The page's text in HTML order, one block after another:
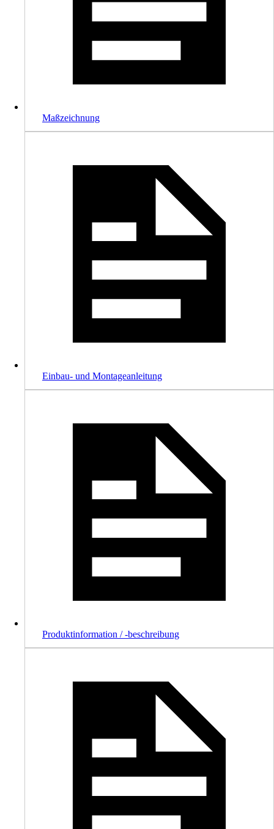
Maßzeichnung
Einbau- und Montageanleitung
Produktinformation / -beschreibung